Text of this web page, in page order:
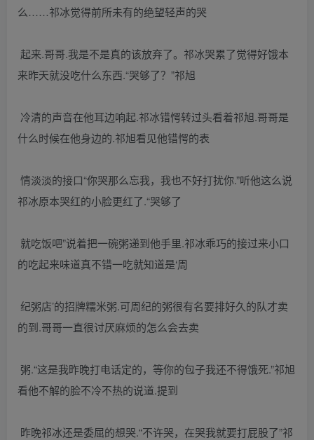
么……祁冰觉得前所未有的绝望轻声的哭
起来.哥哥.我是不是真的该放弃了。祁冰哭累了觉得好饿本
来昨天就没吃什么东西.“哭够了？”祁旭
冷清的声音在他耳边响起.祁冰错愕转过头看着祁旭.哥哥是
什么时候在他身边的.祁旭看见他错愕的表
情淡淡的接口“你哭那么忘我，我也不好打扰你.”听他这么说
祁冰原本哭红的小脸更红了.“哭够了
就吃饭吧”说着把一碗粥递到他手里.祁冰乖巧的接过来小口
的吃起来味道真不错一吃就知道是‘周
纪粥店’的招牌糯米粥.可周纪的粥很有名要排好久的队才卖
的到.哥哥一直很讨厌麻烦的怎么会去卖
粥.“这是我昨晚打电话定的，等你的包子我还不得饿死.”祁旭
看他不解的脸不冷不热的说道.提到
昨晚祁冰还是委屈的想哭.“不许哭，在哭我就要打屁股了”祁